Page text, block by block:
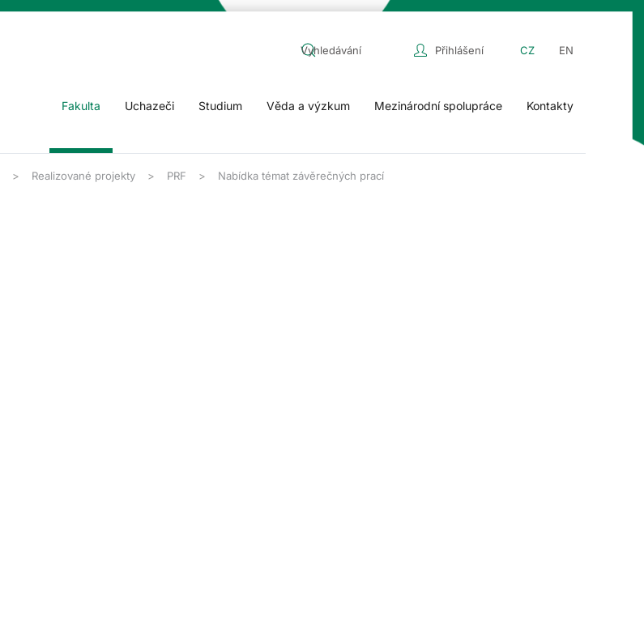
Přihlášení CZ EN
Fakulta Uchazeči Studium Věda a výzkum Mezinárodní spolupráce Kontakty
Realizované projekty PRF Nabídka témat závěrečných prací